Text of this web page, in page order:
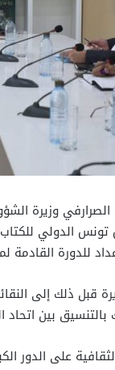
39 لمعرض تونس
للدورة
قبل ذلك إلى
بين اتحاد
على الدور